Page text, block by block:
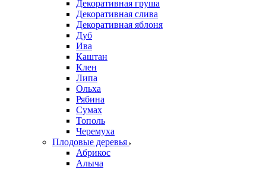
Декоративная груша
Декоративная слива
Декоративная яблоня
Дуб
Ива
Каштан
Клен
Липа
Ольха
Рябина
Сумах
Тополь
Черемуха
Плодовые деревья
Абрикос
Алыча